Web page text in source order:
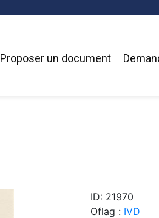
Proposer un document
ID: 21970
Oflag : IVD